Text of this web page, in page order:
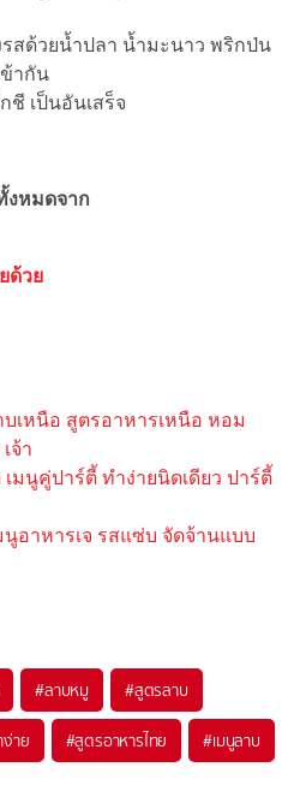
สด้วยน้ำปลา น้ำมะนาว พริกป่น
ากัน
เป็นอันเสร็จ
หมดจาก
ด้วย
เหนือ สูตรอาหารเหนือ หอม
จ้า
มนูคู่ปาร์ตี้ ทำง่ายนิดเดียว ปาร์ตี้
นูอาหารเจ รสแซ่บ จัดจ้านแบบ
#ลาบหมู #สูตรลาบ
าย #สูตรอาหารไทย #เมนูลาบ